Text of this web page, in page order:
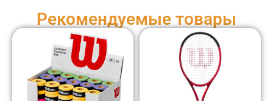
Рекомендуемые товары